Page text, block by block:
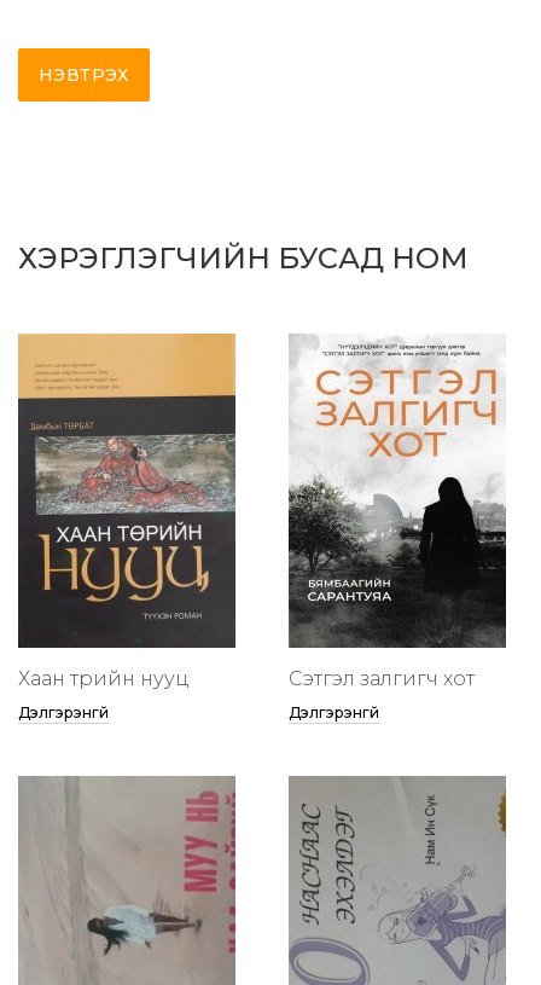
НЭВТРЭХ
ХЭРЭГЛЭГЧИЙН БУСАД НОМ
Хаан төрийн нууц
Дэлгэрэнгүй
Сэтгэл залгигч хот
Дэлгэрэнгүй